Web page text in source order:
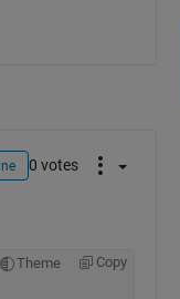
0 votes
Theme Copy